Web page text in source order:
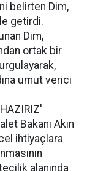
belirten Dim,
getirdi.
Dim,
ortak bir
umut verici
Bakanı Akın
ihtiyaçlara
alanında